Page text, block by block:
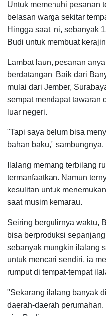
Untuk memenuhi pesanan
belasan warga sekitar
Hingga saat ini, sebanyak
Budi untuk membuat
Lambat laun, pesanan
berdatangan. Baik dari
mulai dari Jember,
sempat mendapat tawaran
luar negeri.
"Tapi saya belum bisa
bahan baku," sambungnya.
Ilalang memang terbilang
termanfaatkan. Namun
kesulitan untuk
saat musim kemarau.
Seiring bergulirnya waktu,
bisa berproduksi
sebanyak mungkin ilalang
untuk mencari sendiri, ia
rumput di tempat-tempat
"Sekarang ilalang banyak
daerah-daerah